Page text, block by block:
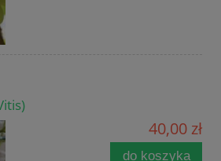
40,00 zł
do koszyka